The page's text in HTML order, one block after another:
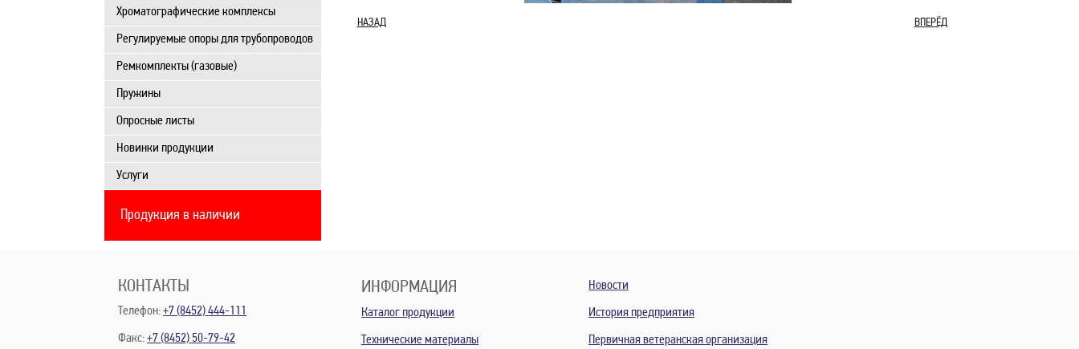
Хроматографические комплексы
Регулируемые опоры для трубопроводов
Ремкомплекты (газовые)
Пружины
Опросные листы
Новинки продукции
Услуги
Продукция в наличии
НАЗАД ВПЕРЁД
КОНТАКТЫ
Телефон:+7 (8452) 444-111
Факс:+7 (8452) 50-79-42
ИНФОРМАЦИЯ
Каталог продукции
Технические материалы
Новости
История предприятия
Первичная ветеранская организация